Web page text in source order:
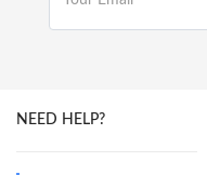
NEED HELP?